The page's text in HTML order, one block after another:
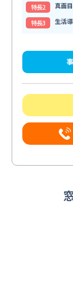
特⻑2
真面
特⻑3
生活